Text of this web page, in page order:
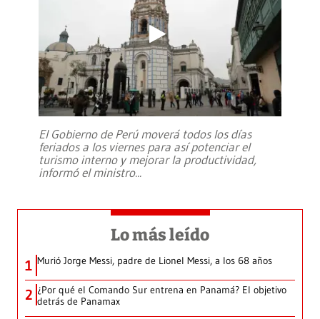
El Gobierno de Perú moverá todos los días
feriados a los viernes para así potenciar el
turismo interno y mejorar la productividad,
informó el ministro...
Lo más leído
1 Murió Jorge Messi, padre de Lionel Messi, a los 68 años
2 ¿Por qué el Comando Sur entrena en Panamá? El objetivo
detrás de Panamax